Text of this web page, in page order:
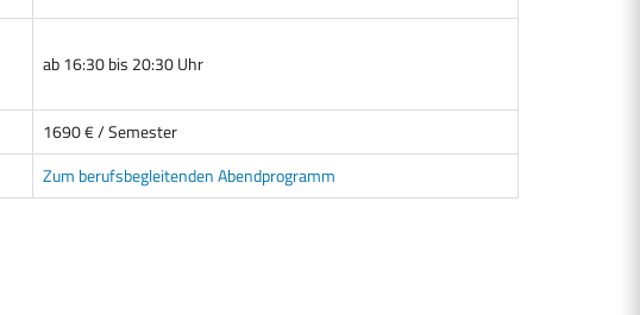
ab 16:30 bis 20:30 Uhr
1690 € / Semester
Zum berufsbegleitenden Abendprogramm